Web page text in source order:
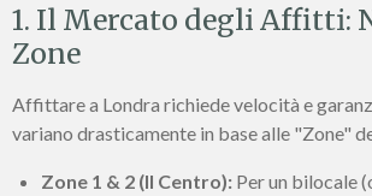
1. Il Mercato degli Affitti:
Zone
Affittare a Londra richiede velocità e
variano drasticamente in base alle "Zone"
Zone 1 & 2 (Il Centro): Per un bilocale